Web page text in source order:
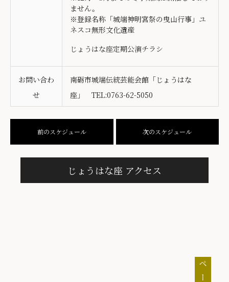
ません。
※登録名称「城端神明宮祭の曳山行事」ユ
ネスコ無形文化遺産
じょうはな座定期公演チラシ
お問い合わ
せ
南砺市城端伝統芸能会館「じょうはな
座」 TEL:0763-62-5050
前のスケジュール 次のスケジュール
じょうはな座 アクセス